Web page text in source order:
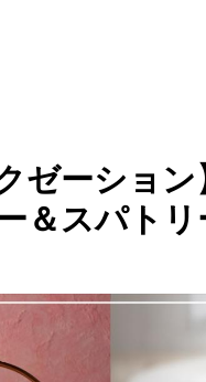
ゼーショ
＆スパト